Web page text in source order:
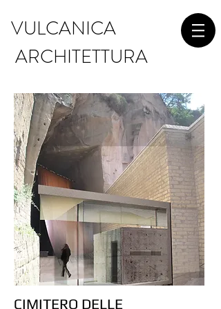
VULCANICA
ARCHITETTURA
CIMITERO DELLE